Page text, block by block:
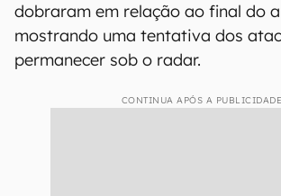
dobraram em relação ao final do
mostrando uma tentativa dos
permanecer sob o radar.
CONTINUA APÓS A PUBLICIDADE